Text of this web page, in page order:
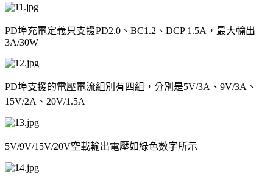
PD埠充電定義只支援PD2.0 、 BC1.2 、 DCP 1.5A ，最大輸出
3A/30W
PD埠支援的電壓電流組別有四組，分別是5V/3A 、 9V/3A 、
15V/2A 、 20V/1.5A
5V/9V/15V/20V空載輸出電壓如綠色數字所示